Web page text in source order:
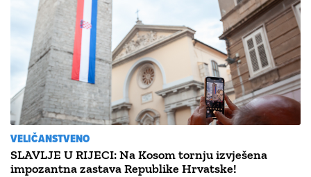
VELIČANSTVENO
SLAVLJE U RIJECI: Na Kosom tornju izvješena
impozantna zastava Republike Hrvatske!